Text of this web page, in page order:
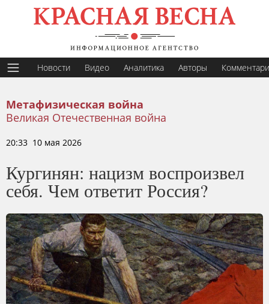
Новости Видео Аналитика Авторы
Метафизическая война
Великая Отечественная война
20:33 10 мая 2026
Кургинян: нацизм воспроизвел
себя. Чем ответит Россия?